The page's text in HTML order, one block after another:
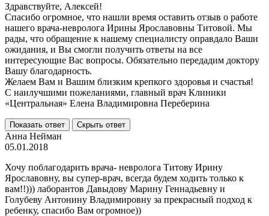
Здравствуйте, Алексей!
Спасибо огромное, что нашли время оставить отзыв о работе
нашего врача-невролога Ирины Ярославовны Титовой. Мы
рады, что обращение к нашему специалисту оправдало Ваши
ожидания, и Вы смогли получить ответы на все
интересующие Вас вопросы. Обязательно передадим доктору
Вашу благодарность.
Желаем Вам и Вашим близким крепкого здоровья и счастья!
С наилучшими пожеланиями, главный врач Клиники
«Центральная» Елена Владимировна Переберина
Показать ответ Скрыть ответ
Анна Нейман
05.01.2018
Хочу поблагодарить врача- невролога Титову Ирину
Ярославовну, вы супер-врач, всегда будем ходить только к
вам!!))) лаборантов Давыдову Марину Геннадьевну и
Голубеву Антонину Владимировну за прекрасный подход к
ребенку, спасибо Вам огромное))